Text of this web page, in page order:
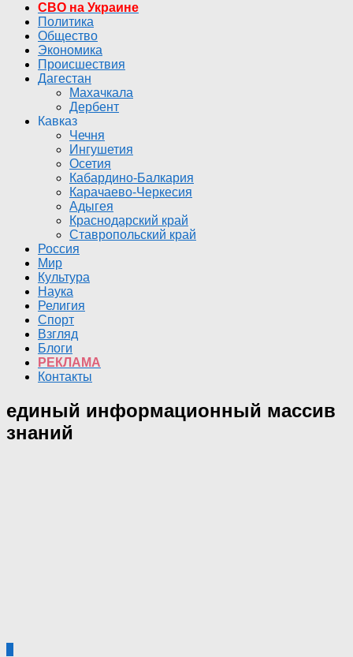
СВО на Украине
Политика
Общество
Экономика
Происшествия
Дагестан
Махачкала
Дербент
Кавказ
Чечня
Ингушетия
Осетия
Кабардино-Балкария
Карачаево-Черкесия
Адыгея
Краснодарский край
Ставропольский край
Россия
Мир
Культура
Наука
Религия
Спорт
Взгляд
Блоги
РЕКЛАМА
Контакты
единый информационный массив
знаний